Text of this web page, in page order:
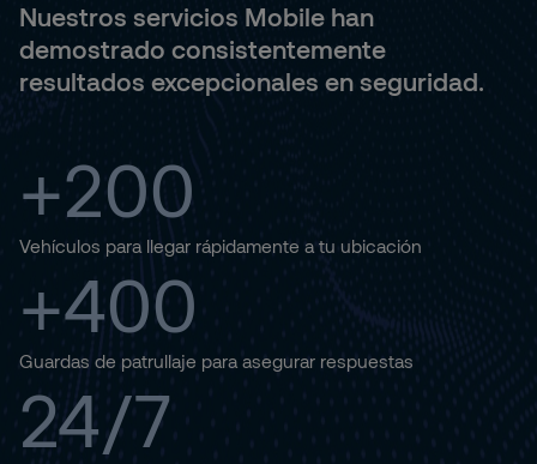
Nuestros servicios Mobile han
demostrado consistentemente
resultados excepcionales en seguridad.
+200
Vehículos para llegar rápidamente a tu ubicación
+400
Guardas de patrullaje para asegurar respuestas
24/7